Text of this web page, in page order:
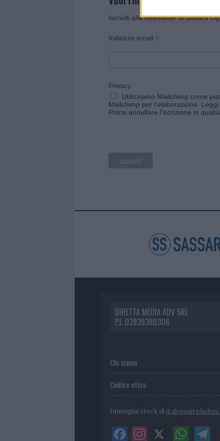
Iscriviti alla newsletter di Gallura
Indirizzo email *
Privacy
Utilizziamo Mailchimp come
Mailchimp per l'elaborazione.
Potrai annullare l'iscrizione in
DIRETTA MEDIA ADV SRL
P.I. 02839380306
Chi siamo
Codice etico
Immagini stock di